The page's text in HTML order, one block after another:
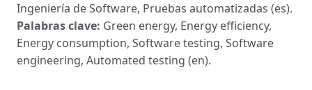
Ingeniería de Software, Pruebas automatizadas (es).
Palabras clave: Green energy, Energy efficiency,
Energy consumption, Software testing, Software
engineering, Automated testing (en).